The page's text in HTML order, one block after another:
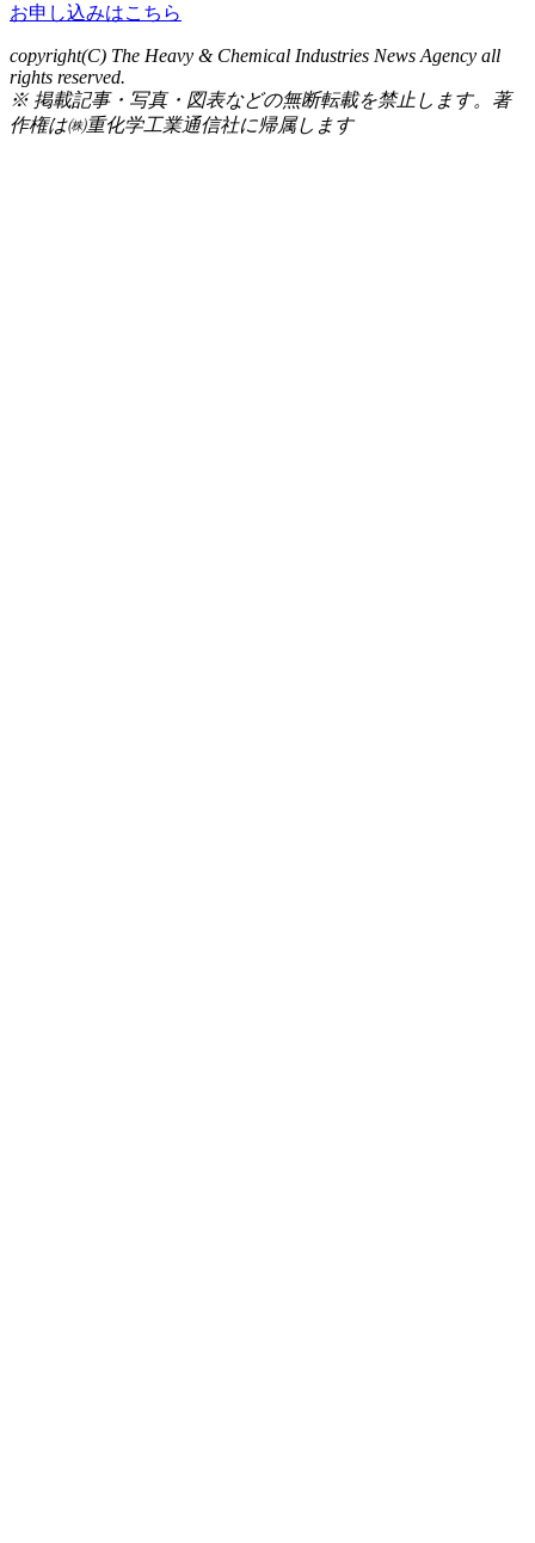
お申し込みはこちら
copyright(C) The Heavy & Chemical Industries News Agency all
rights reserved.
※ 掲載記事・写真・図表などの無断転載を禁止します。著
作権は㈱重化学工業通信社に帰属します